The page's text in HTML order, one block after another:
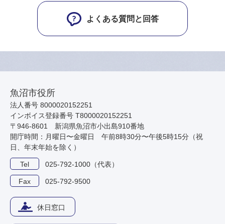
よくある質問と回答
魚沼市役所
法人番号 8000020152251
インボイス登録番号 T8000020152251
〒946-8601 新潟県魚沼市小出島910番地
開庁時間：月曜日〜金曜日 午前8時30分〜午後5時15分（祝
日、年末年始を除く）
Tel 025-792-1000（代表）
Fax 025-792-9500
休日窓口